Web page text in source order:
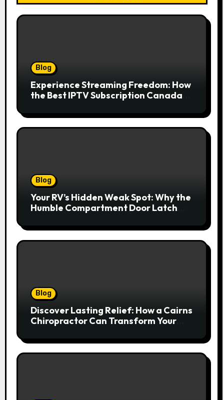
Blog
Experience Streaming Freedom: How
the Best IPTV Subscription Canada
Blog
Your RV’s Hidden Weak Spot: Why the
Humble Compartment Door Latch
Blog
Discover Lasting Relief: How a Cairns
Chiropractor Can Transform Your